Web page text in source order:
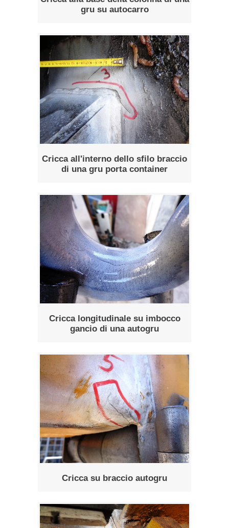
gru su autocarro
Cricca all'interno dello sfilo braccio
di una gru porta container
Cricca longitudinale su imbocco
gancio di una autogru
Cricca su braccio autogru